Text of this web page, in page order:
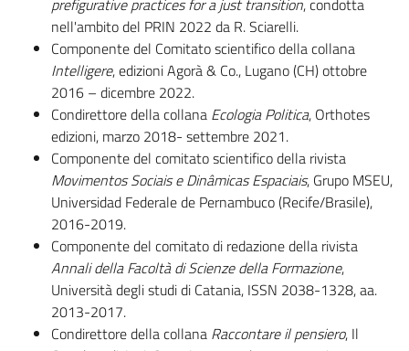
nell'ambito del PRIN 2022 da R. Sciarelli.
Componente del Comitato scientifico della collana
Intelligere, edizioni Agorà & Co., Lugano (CH) ottobre
2016 – dicembre 2022.
Condirettore della collana Ecologia Politica, Orthotes
edizioni, marzo 2018- settembre 2021.
Componente del comitato scientifico della rivista
Movimentos Sociais e Dinâmicas Espaciais, Grupo MSEU,
Universidad Federale de Pernambuco (Recife/Brasile),
2016-2019.
Componente del comitato di redazione della rivista
Annali della Facoltà di Scienze della Formazione,
Università degli studi di Catania, ISSN 2038-1328, aa.
2013-2017.
Condirettore della collana Raccontare il pensiero, Il